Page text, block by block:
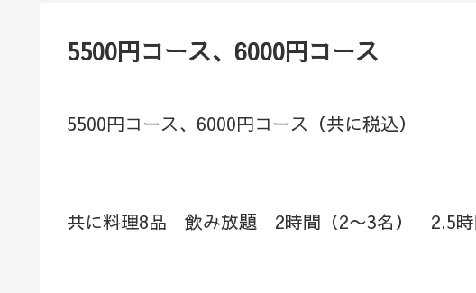
5500円コース、6000円コース
5500円コース、6000円コース（共に税込）
共に料理8品 飲み放題 2時間（2〜3名） 2.5時